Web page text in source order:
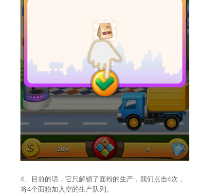
4、目前的话，它只解锁了面粉的生产，我们点击4次，
将4个面粉加入空的生产队列。